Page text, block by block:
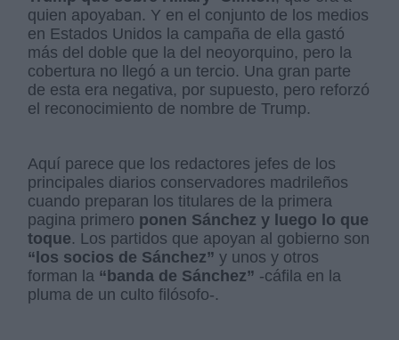
quien apoyaban. Y en el conjunto de los medios
en Estados Unidos la campaña de ella gastó
más del doble que la del neoyorquino, pero la
cobertura no llegó a un tercio. Una gran parte
de esta era negativa, por supuesto, pero reforzó
el reconocimiento de nombre de Trump.
Aquí parece que los redactores jefes de los
principales diarios conservadores madrileños
cuando preparan los titulares de la primera
pagina primero ponen Sánchez y luego lo que
toque. Los partidos que apoyan al gobierno son
“los socios de Sánchez” y unos y otros
forman la “banda de Sánchez” -cáfila en la
pluma de un culto filósofo-.